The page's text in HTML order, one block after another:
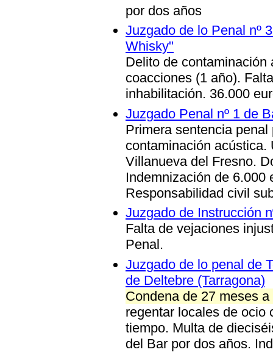
por dos años
Juzgado de lo Penal nº
Whisky"
Delito de
coacciones (1 año).
inhabilitación. 36.000
Juzgado Penal nº 1 de
Primera sentencia
contaminación acústica.
Villanueva del Fresno.
Indemnización de 6.000
Responsabilidad civil
Juzgado de Instrucción
Falta de vejaciones
Penal.
Juzgado de lo penal de
de Deltebre (Tarragona)
Condena de 27 meses
regentar locales de ocio
tiempo. Multa de
del Bar por dos años.